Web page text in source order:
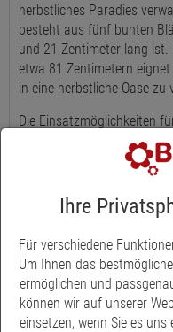
herbstliches Paradies
besteht aus fünf bunten
und 21 Zentimeter lang
etwa 81 Zentimetern
in eine herbstliche Oase zu
Die Einsatzmöglichkeiten
grenzenlos. Ob als
Teil Deiner eigenen
Zweig in Burgundfarben
verbreitet herbstliche
echtem Laub zu
einladende Atmosphäre.
gestalte Dein Zuhause mit
einem Ort der Gemütlichkeit.
Ihre
Für verschiedene
Um Ihnen das
ermöglichen und
können wir auf unserer
einsetzen, wenn Sie es